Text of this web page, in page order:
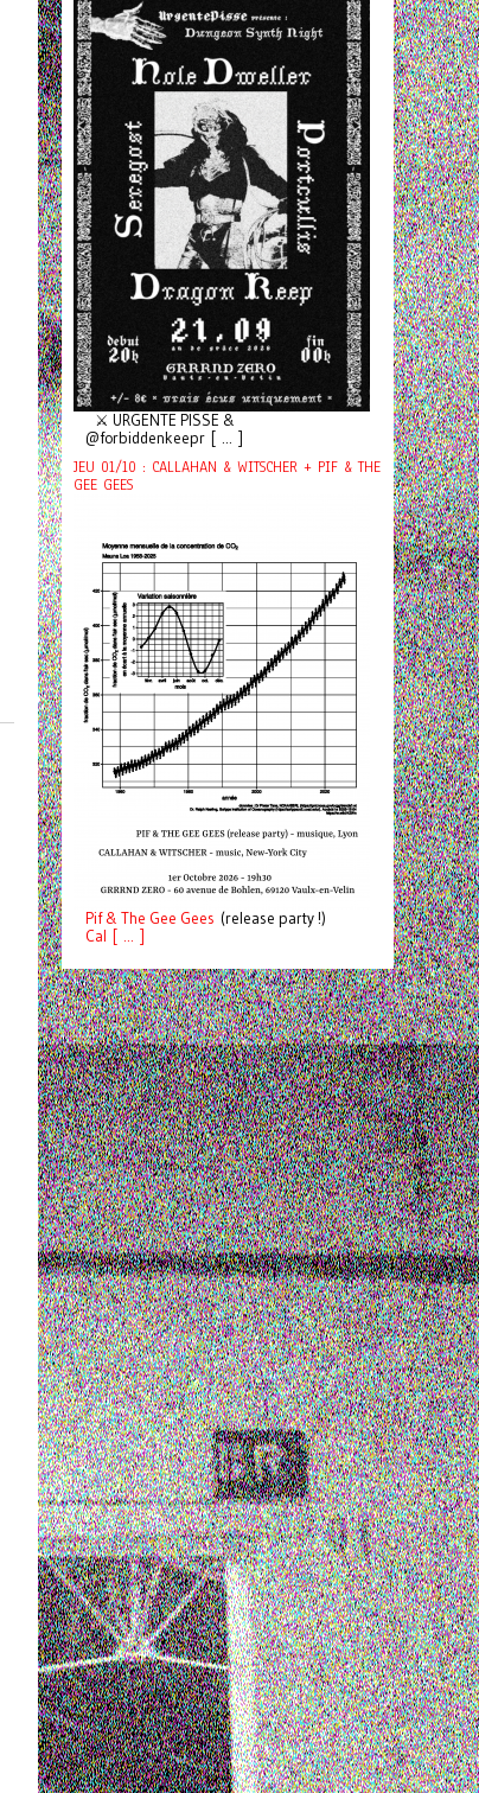
⚔️ URGENTE PISSE &
@forbiddenkeepr [ ... ]
JEU 01/10 : CALLAHAN & WITSCHER + PIF & THE
GEE GEES
Pif& The Gee Gees (release party !)
Cal [ ... ]